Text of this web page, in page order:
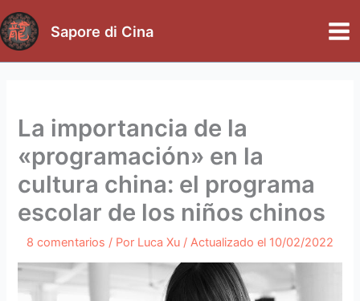
al
contenido
Sapore di Cina
La importancia de la
«programación» en la
cultura china: el programa
escolar de los niños chinos
8 comentarios / Por Luca Xu / Actualizado el 10/02/2022